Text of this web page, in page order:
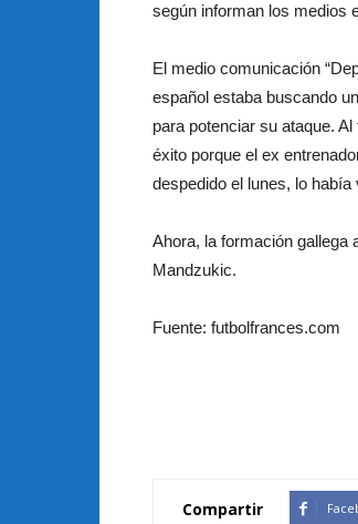
según informan los medios
El medio comunicación
español estaba buscando
para potenciar su ataque.
éxito porque el ex
despedido el lunes, lo había
Ahora, la formación gallega
Mandzukic.
Fuente: futbolfrances.com
Compartir